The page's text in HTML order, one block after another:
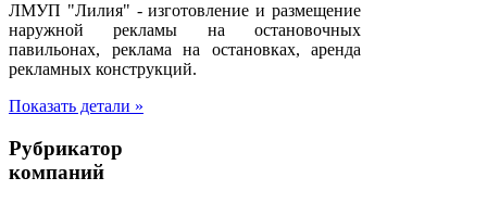
ЛМУП "Лилия" - изготовление и размещение
наружной рекламы на остановочных
павильонах, реклама на остановках, аренда
рекламных конструкций.
Показать детали »
Рубрикатор
компаний